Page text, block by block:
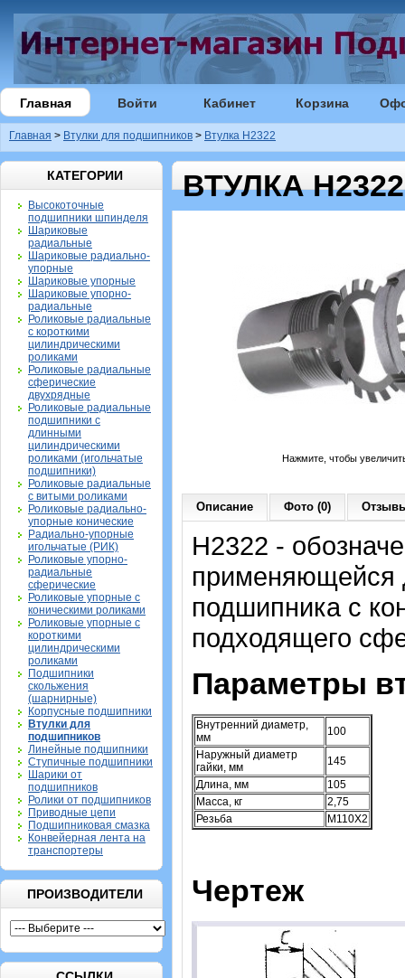
Главная Войти Кабинет Корзина
Главная > Втулки для подшипников > Втулка H2322
КАТЕГОРИИ
Высокоточные
подшипники шпинделя
Шариковые
радиальные
Шариковые радиально-
упорные
Шариковые упорные
Шариковые упорно-
радиальные
Роликовые радиальные
с короткими
цилиндрическими
роликами
Роликовые радиальные
сферические
двухрядные
Роликовые радиальные
подшипники с
длинными
цилиндрическими
роликами (игольчатые
подшипники)
Роликовые радиальные
с витыми роликами
Роликовые радиально-
упорные конические
Радиально-упорные
игольчатые (РИК)
Роликовые упорно-
радиальные
сферические
Роликовые упорные с
коническими роликами
Роликовые упорные с
короткими
цилиндрическими
роликами
Подшипники
скольжения
(шарнирные)
Корпусные подшипники
Втулки для
подшипников
Линейные подшипники
Ступичные подшипники
Шарики от
подшипников
Ролики от подшипников
Приводные цепи
Подшипниковая смазка
Конвейерная лента на
транспортеры
ПРОИЗВОДИТЕЛИ
ВТУЛКА H2322
Нажмите, чтобы
Описание Фото (0)
H2322 -
применяющейся
подшипника с
подходящего
Параметры
Внутренний диаметр,
мм
100
Наружный диаметр
гайки, мм
145
Длина, мм
105
Масса, кг
2,75
Резьба
M110X2
Чертеж